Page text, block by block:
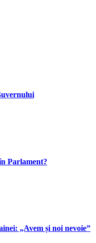
Parlament?
„Avem și noi nevoie”